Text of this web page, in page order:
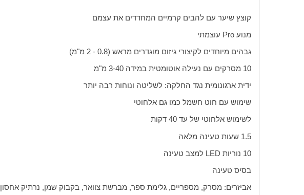
קוצץ שיער עם להבים קרמיים המחדדים את עצמם
מנוע Pro עוצמתי
גבהים מיוחדים לקיצורי גיזום מוגדרים מראש (0.8 - 2 מ"מ)
10 מסרקים עם נעילה אוטומטית במידה 3-40 מ"מ
ידית ארגונומית נגד החלקה: לשליטה ונוחות רבה יותר
שימוש עם חוט חשמל כמו גם אלחוטי
לשימוש אלחוטי של עד 40 דקות
1.5 שעות טעינה מלאה
10 נוריות
LED למצב טעינה
בסיס טעינה
אביזרים: מסרק, מספריים, גלימת ספר, מברשת צוואר, בקבוק שמן, נרתיק אחסון